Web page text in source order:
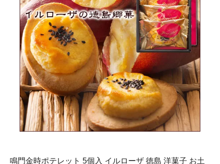
鳴門金時ポテレット 5個入 イルローザ 徳島 洋菓子 お土